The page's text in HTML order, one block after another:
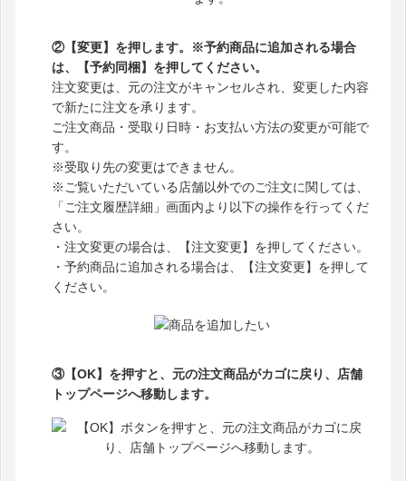
②【変更】を押します。※予約商品に追加される場合
は、【予約同梱】を押してください。
注文変更は、元の注文がキャンセルされ、変更した内容
で新たに注文を承ります。
ご注文商品・受取り日時・お支払い方法の変更が可能で
す。
※受取り先の変更はできません。
※ご覧いただいている店舗以外でのご注文に関しては、
「ご注文履歴詳細」画面内より以下の操作を行ってくだ
さい。
・注文変更の場合は、【注文変更】を押してください。
・予約商品に追加される場合は、【注文変更】を押して
ください。
③【OK】を押すと、元の注文商品がカゴに戻り、店舗
トップページへ移動します。